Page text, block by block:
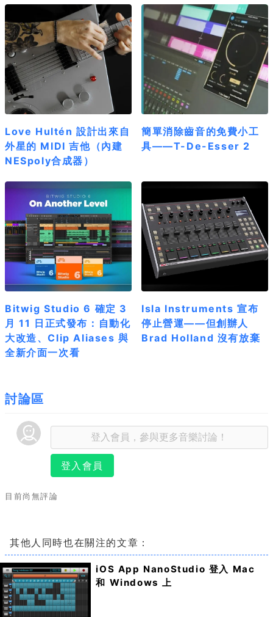
Love Hultén 設計出來自
外星的 MIDI 吉他（內建
NESpoly合成器）
簡單消除齒音的免費小工
具——T-De-Esser 2
Bitwig Studio 6 確定 3
月 11 日正式發布：自動化
大改造、Clip Aliases 與
全新介面一次看
Isla Instruments 宣布
停止營運——但創辦人
Brad Holland 沒有放棄
討論區
登入會員
目前尚無評論
其他人同時也在關注的文章：
iOS App NanoStudio 登入 Mac
和 Windows 上